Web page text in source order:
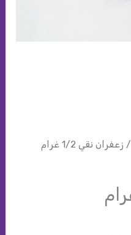
/ زعفران نقي 1/2 غرام